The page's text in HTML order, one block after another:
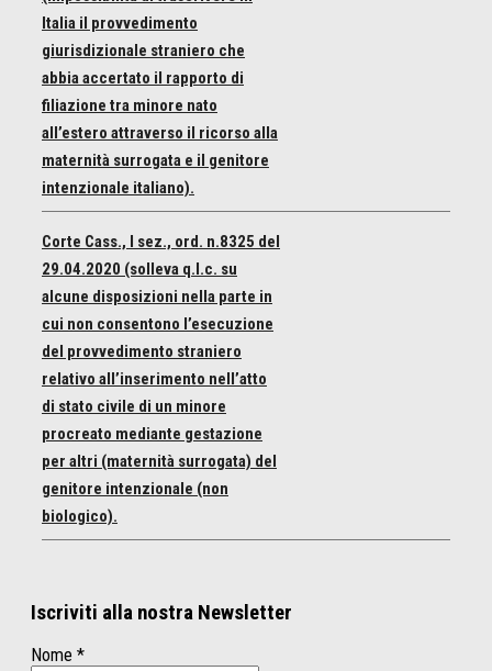
Italia il provvedimento
giurisdizionale straniero che
abbia accertato il rapporto di
filiazione tra minore nato
all’estero attraverso il ricorso alla
maternità surrogata e il genitore
intenzionale italiano).
Corte Cass., I sez., ord. n.8325 del
29.04.2020 (solleva q.l.c. su
alcune disposizioni nella parte in
cui non consentono l’esecuzione
del provvedimento straniero
relativo all’inserimento nell’atto
di stato civile di un minore
procreato mediante gestazione
per altri (maternità surrogata) del
genitore intenzionale (non
biologico).
Iscriviti alla nostra Newsletter
Nome *